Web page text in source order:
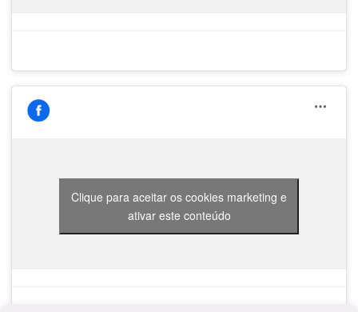
Clique para aceitar os cookies marketing e
ativar este conteúdo